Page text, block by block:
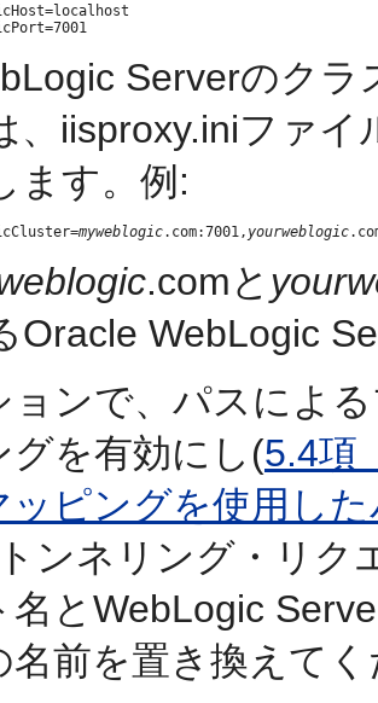
Serverのク
、iisproxy.iniファ
ます。例:
myweblogic.com:7001, yourweblogic
.comと
Oracle WebLogic
ョンで、パスによ
グを有効にし(5.4項
ッピングを使用し
ンネリング・リク
名とWebLogic
名前を置き換えて